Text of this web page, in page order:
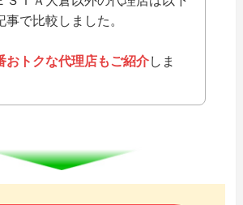
事で比較しました。
おトクな代理店もご紹介しま